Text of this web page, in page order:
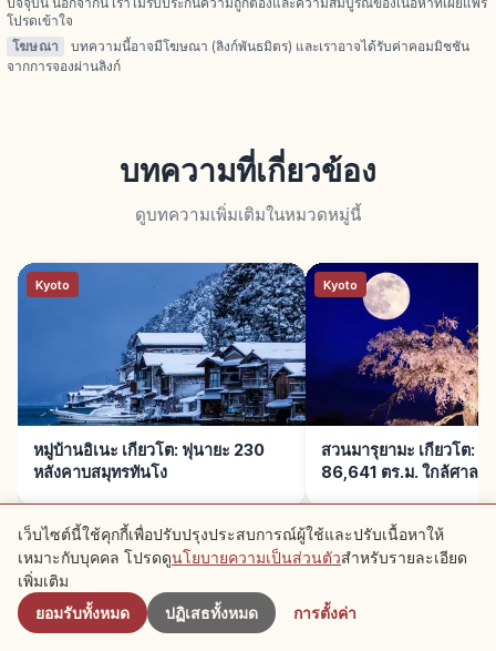
โปรดเข้าใจ
โฆษณา
บทความนี้อาจมีโฆษณา (ลิงก์พันธมิตร) และเราอาจได้รับค่าคอมมิชชัน
จากการจองผ่านลิงก์
บทความที่เกี่ยวข้อง
ดูบทความเพิ่มเติมในหมวดหมู่นี้
Kyoto
หมู่บ้านอิเนะ เกียวโต: ฟุนายะ 230
หลังคาบสมุทรทันโง
Kyoto
สวนมารุยามะ เกียวโต: ช
86,641 ตร.ม. ใกล้ศาลเ
ใกล้เคียง
เว็บไซต์นี้ใช้คุกกี้เพื่อปรับปรุงประสบการณ์ผู้ใช้และปรับเนื้อหาให้
เหมาะกับบุคคล โปรดดูนโยบายความเป็นส่วนตัวสำหรับรายละเอียด
เพิ่มเติม
ยอมรับทั้งหมด
ปฏิเสธทั้งหมด การตั้งค่า